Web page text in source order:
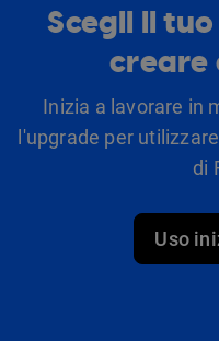
Scegli il
creare
Inizia a lavorare in
l'upgrade per
di
Uso